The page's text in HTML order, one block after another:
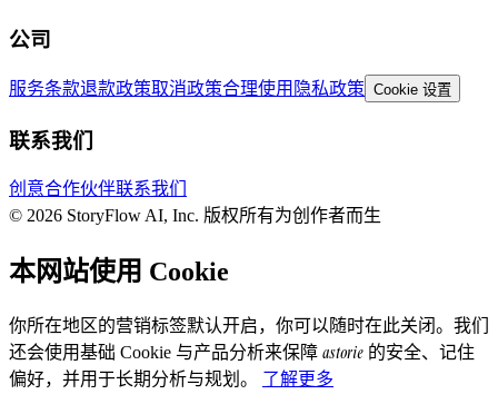
公司
服务条款退款政策取消政策合理使用 隐私政策 Cookie 设置
联系我们
创意合作伙伴联系我们
© 2026 StoryFlow AI, Inc. 版权所有为创作者而生
本网站使用 Cookie
你所在地区的营销标签默认开启，你可以随时在此关闭。我们
还会使用基础 Cookie 与产品分析来保障 astorie 的安全、记住
偏好，并用于长期分析与规划。
了解更多